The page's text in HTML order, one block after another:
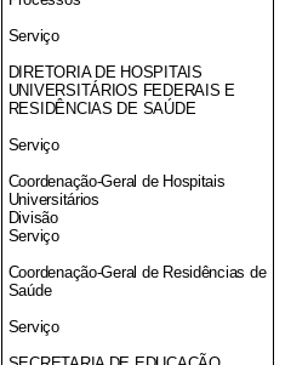
Serviço
DIRETORIA DE HOSPITAIS
UNIVERSITÁRIOS FEDERAIS E
RESIDÊNCIAS DE SAÚDE
Serviço
Coordenação-Geral de Hospitais
Universitários
Divisão
Serviço
Coordenação-Geral de Residências de
Saúde
Serviço